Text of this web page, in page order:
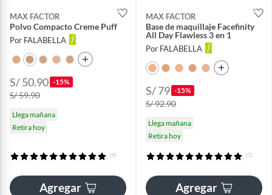
MAX FACTOR
Polvo Compacto Creme Puff
Por FALABELLA
S/ 50.90 -15%
S/ 59.90
Llega mañana
Retira hoy
(9)
Agregar
MAX FACTOR
Base de maquillaje Facefinity
All Day Flawless 3 en 1
Por FALABELLA
S/ 79 -15%
S/ 92.90
Llega mañana
Retira hoy
(7)
Agregar